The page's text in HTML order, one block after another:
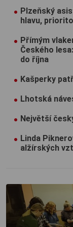
Plzeňský
hlavu,
Přímým
Českého
do října
Kašperky
Lhotská
Největší
Linda
alžírských